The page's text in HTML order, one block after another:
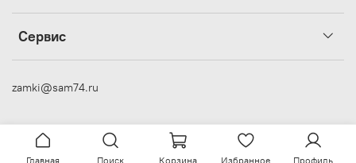
Сервис
zamki@sam74.ru
Главная Поиск Корзина Избранное Профиль